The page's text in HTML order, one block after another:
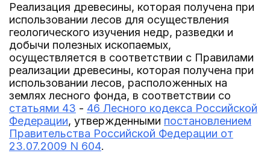
Реализация древесины, которая получена при
использовании лесов для осуществления
геологического изучения недр, разведки и
добычи полезных ископаемых,
осуществляется в соответствии с Правилами
реализации древесины, которая получена при
использовании лесов, расположенных на
землях лесного фонда, в соответствии со
статьями 43 - 46 Лесного кодекса Российской
Федерации, утвержденными постановлением
Правительства Российской Федерации от
23.07.2009 N 604.